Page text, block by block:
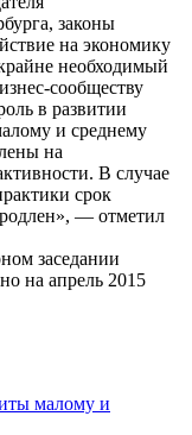
законы
на экономику
необходимый
сообществу
в развитии
и среднему
на
В случае
срок
— отметил
заседании
на апрель 2015
малому и